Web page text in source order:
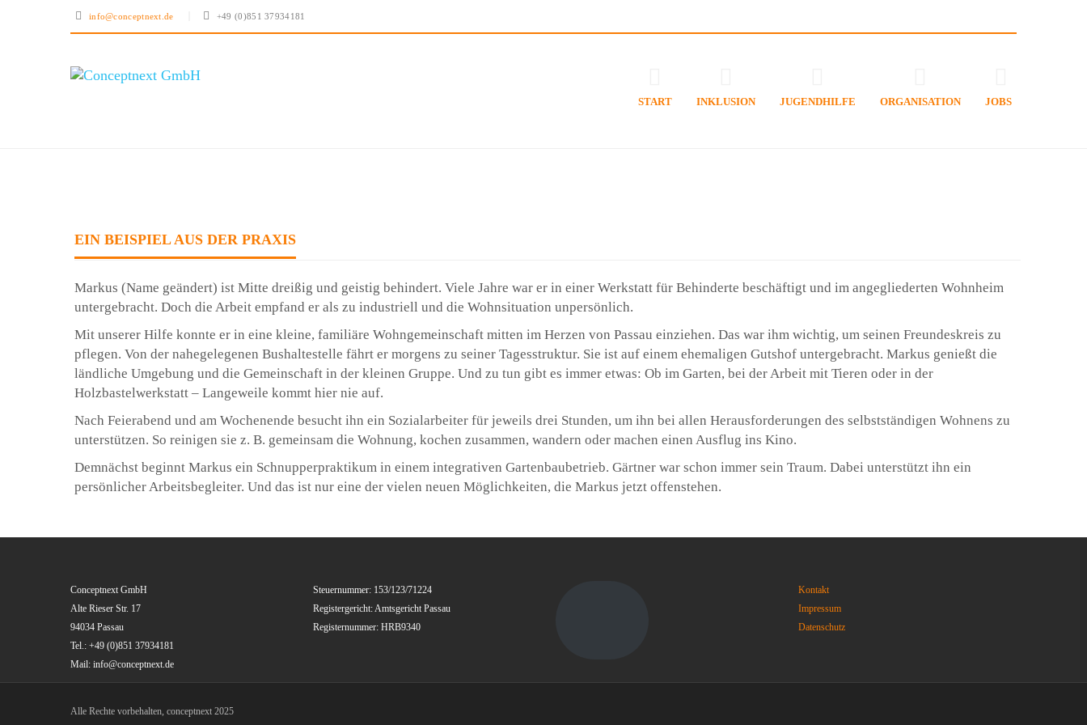
info@conceptnext.de +49 (0)851 37934181
START INKLUSION JUGENDHILFE ORGANISATION JOBS
EIN BEISPIEL AUS DER PRAXIS
Markus (Name geändert) ist Mitte dreißig und geistig behindert. Viele Jahre war er in einer Werkstatt für Behinderte beschäftigt und im angegliederten Wohnheim
untergebracht. Doch die Arbeit empfand er als zu industriell und die Wohnsituation unpersönlich.
Mit unserer Hilfe konnte er in eine kleine, familiäre Wohngemeinschaft mitten im Herzen von Passau einziehen. Das war ihm wichtig, um seinen Freundeskreis zu
pflegen. Von der nahegelegenen Bushaltestelle fährt er morgens zu seiner Tagesstruktur. Sie ist auf einem ehemaligen Gutshof untergebracht. Markus genießt die
ländliche Umgebung und die Gemeinschaft in der kleinen Gruppe. Und zu tun gibt es immer etwas: Ob im Garten, bei der Arbeit mit Tieren oder in der
Holzbastelwerkstatt – Langeweile kommt hier nie auf.
Nach Feierabend und am Wochenende besucht ihn ein Sozialarbeiter für jeweils drei Stunden, um ihn bei allen Herausforderungen des selbstständigen Wohnens zu
unterstützen. So reinigen sie z. B. gemeinsam die Wohnung, kochen zusammen, wandern oder machen einen Ausflug ins Kino.
Demnächst beginnt Markus ein Schnupperpraktikum in einem integrativen Gartenbaubetrieb. Gärtner war schon immer sein Traum. Dabei unterstützt ihn ein
persönlicher Arbeitsbegleiter. Und das ist nur eine der vielen neuen Möglichkeiten, die Markus jetzt offenstehen.
Conceptnext GmbH
Alte Rieser Str. 17
94034 Passau
Tel.: +49 (0)851 37934181
Mail: info@conceptnext.de
Steuernummer: 153/123/71224
Registergericht: Amtsgericht Passau
Registernummer: HRB9340
Kontakt
Impressum
Datenschutz
Alle Rechte vorbehalten, conceptnext 2025